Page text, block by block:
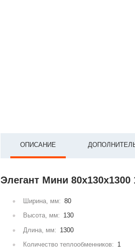
ОПИСАНИЕ
Элегант Мини 80x130x1300
Ширина, мм: 80
Высота, мм: 130
Длина, мм: 1300
Количество теплообменников: 1